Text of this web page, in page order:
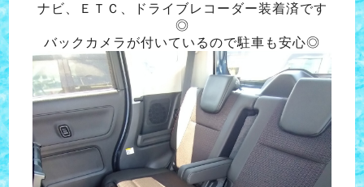
ナビ、ＥＴＣ、ドライブレコーダー装着済です
◎
バックカメラが付いているので駐車も安心◎